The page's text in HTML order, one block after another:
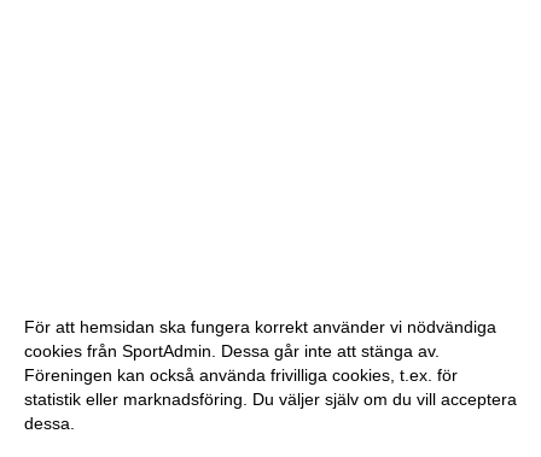
För att hemsidan ska fungera korrekt använder vi nödvändiga
cookies från SportAdmin. Dessa går inte att stänga av.
Föreningen kan också använda frivilliga cookies, t.ex. för
statistik eller marknadsföring. Du väljer själv om du vill acceptera
dessa.